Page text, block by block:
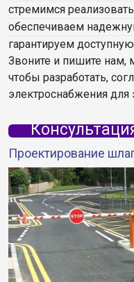
стремимся
обеспечиваем
гарантируем
Звоните и пишите
чтобы разработать,
электроснабжения для
Проектирование